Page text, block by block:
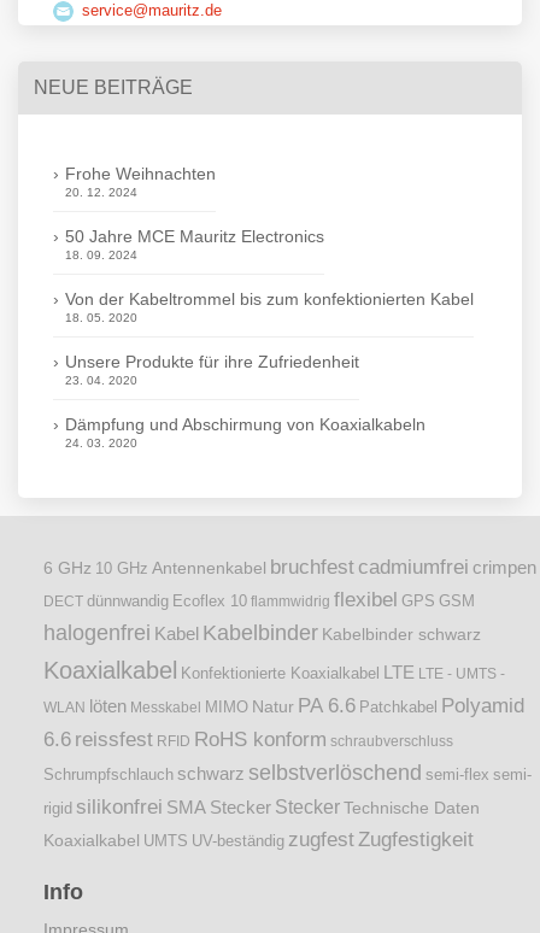
service@mauritz.de
NEUE BEITRÄGE
Frohe Weihnachten
20. 12. 2024
50 Jahre MCE Mauritz Electronics
18. 09. 2024
Von der Kabeltrommel bis zum konfektionierten Kabel
18. 05. 2020
Unsere Produkte für ihre Zufriedenheit
23. 04. 2020
Dämpfung und Abschirmung von Koaxialkabeln
24. 03. 2020
6 GHz 10 GHz Antennenkabel bruchfest cadmiumfrei crimpen
DECT dünnwandig Ecoflex 10 flammwidrig flexibel GPS GSM
halogenfrei Kabel Kabelbinder Kabelbinder schwarz
Koaxialkabel Konfektionierte Koaxialkabel LTE LTE - UMTS -
WLAN löten Messkabel MIMO Natur PA 6.6 Patchkabel Polyamid
6.6 reissfest RFID RoHS konform schraubverschluss
Schrumpfschlauch schwarz selbstverlöschend semi-flex semi-
rigid silikonfrei SMA Stecker Stecker Technische Daten
Koaxialkabel UMTS UV-beständig zugfest Zugfestigkeit
Info
Impressum